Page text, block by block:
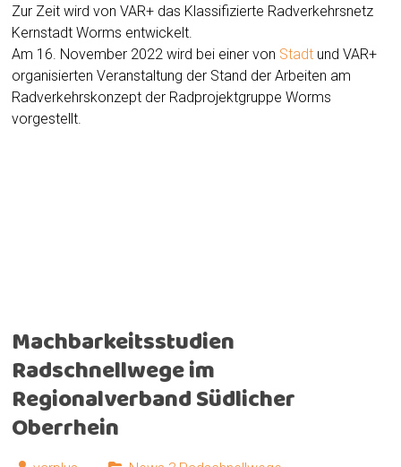
Zur Zeit wird von VAR+ das Klassifizierte Radverkehrsnetz
Kernstadt Worms entwickelt.
Am 16. November 2022 wird bei einer von Stadt und VAR+
organisierten Veranstaltung der Stand der Arbeiten am
Radverkehrskonzept der Radprojektgruppe Worms
vorgestellt.
Machbarkeitsstudien
Radschnellwege im
Regionalverband Südlicher
Oberrhein